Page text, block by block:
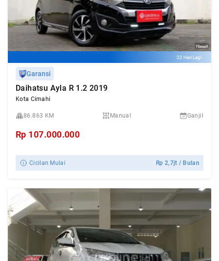
22 Hari Lagi
Garansi
Daihatsu Ayla R 1.2 2019
Kota Cimahi
86.863 KM Manual Ganjil
Rp 107.000.000
Cicilan Mulai Rp2,7jt / Bulan